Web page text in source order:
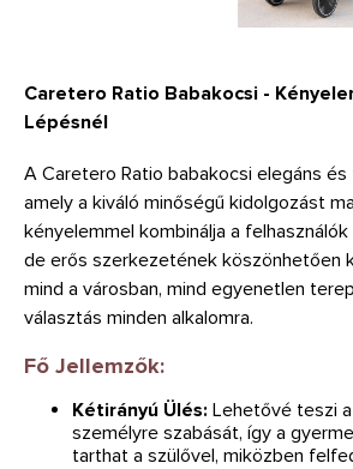
Caretero Ratio Babakocsi -
Lépésnél
A Caretero Ratio babakocsi elegáns és
amely a kiváló minőségű kidolgozást
kényelemmel kombinálja a felhasználók
de erős szerkezetének köszönhetően
mind a városban, mind egyenetlen
választás minden alkalomra.
Fő Jellemzők:
Kétirányú Ülés: Lehetővé teszi
személyre szabását, így a
tarthat a szülővel, miközben